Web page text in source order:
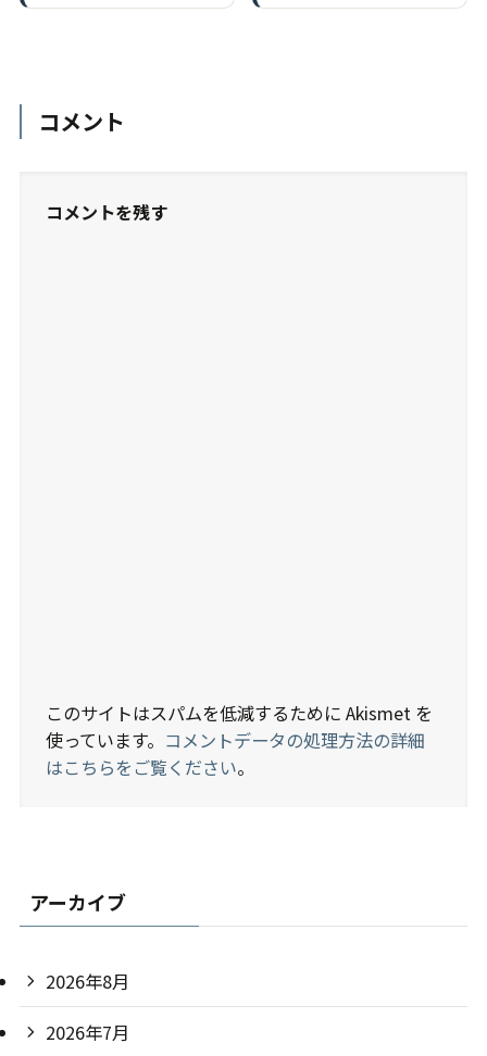
コメント
コメントを残す
このサイトはスパムを低減するために Akismet を
使っています。 コメントデータの処理方法の詳細
はこちらをご覧ください。
アーカイブ
2026年8月
2026年7月